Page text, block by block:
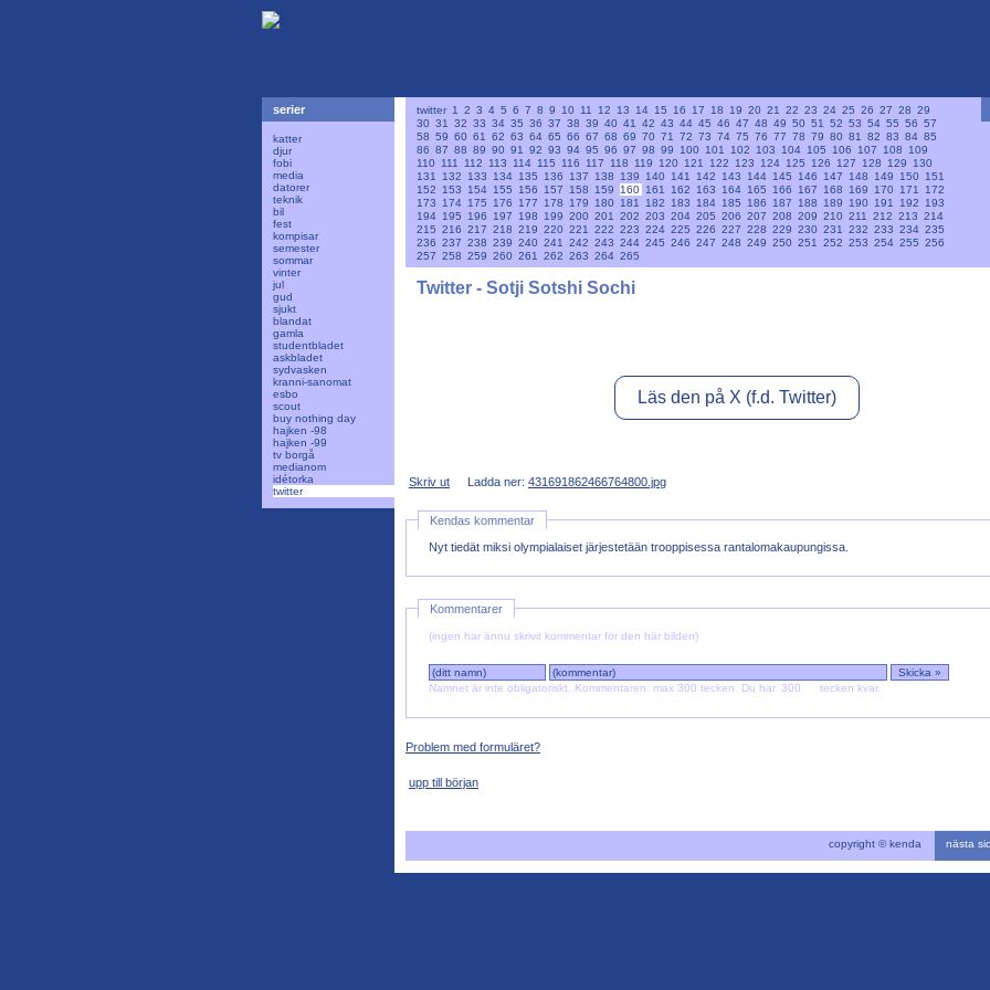
serier
katter
djur
fobi
media
datorer
teknik
bil
fest
kompisar
semester
sommar
vinter
jul
gud
sjukt
blandat
gamla
studentbladet
askbladet
sydvasken
kranni-sanomat
esbo
scout
buy nothing day
hajken -98
hajken -99
tv borgå
medianom
idétorka
twitter
twitter 1 2 3 4 5 6 7 8 9 10 11 12 13 14 15 16 17 18 19 20 21 22 23 24 25 26 27 28 29
30 31 32 33 34 35 36 37 38 39 40 41 42 43 44 45 46 47 48 49 50 51 52 53 54 55 56 57
58 59 60 61 62 63 64 65 66 67 68 69 70 71 72 73 74 75 76 77 78 79 80 81 82 83 84 85
86 87 88 89 90 91 92 93 94 95 96 97 98 99 100 101 102 103 104 105 106 107 108
109
110
111 112 113 114 115 116 117 118 119 120 121 122 123 124 125 126 127 128 129
130
131
132 133 134 135 136 137 138 139 140 141 142 143 144 145 146 147 148 149 150
151
152
153 154 155 156 157 158 159 160 161 162 163 164 165 166 167 168 169 170 171
172
173
174 175 176 177 178 179 180 181 182 183 184 185 186 187 188 189 190 191 192
193
194 195 196 197 198 199 200 201 202 203 204 205 206 207 208 209 210 211 212 213 214
215 216 217 218 219 220 221 222 223 224 225 226 227 228 229 230 231 232 233 234 235
236 237 238 239 240 241 242 243 244 245 246 247 248 249 250 251 252 253 254 255 256
257 258 259 260 261 262 263 264 265
Twitter - Sotji Sotshi Sochi
Läs den på X (f.d. Twitter)
Skriv ut Ladda ner: 431691862466764800.jpg
Kendas kommentar
Nyt tiedät miksi olympialaiset järjestetään trooppisessa rantalomakaupungissa.
Kommentarer
(ingen har ännu skrivit kommentar för den här bilden)
Namnet är inte obligatoriskt. Kommentaren: max 300 tecken. Du har tecken kvar.
Problem med formuläret?
upp till början
nästa
copyright © kenda